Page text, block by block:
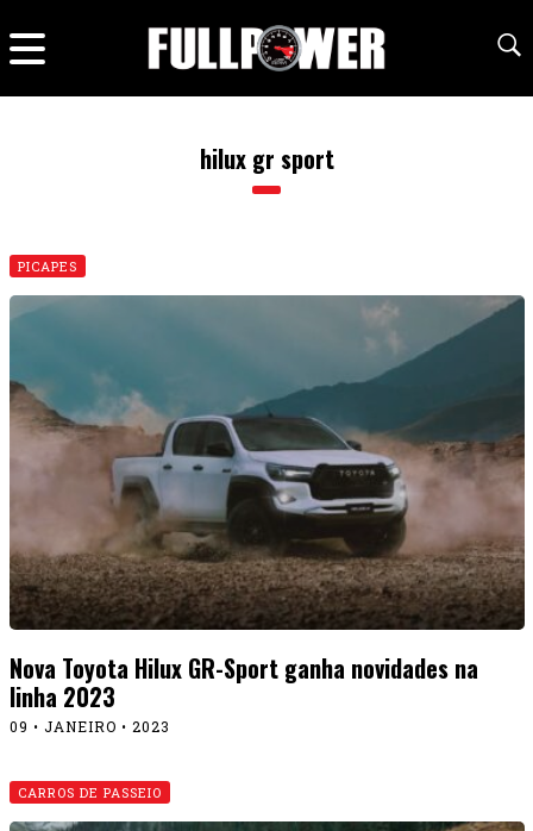
hilux gr sport
PICAPES
Nova Toyota Hilux GR-Sport ganha novidades na
linha 2023
09 • JANEIRO • 2023
CARROS DE PASSEIO